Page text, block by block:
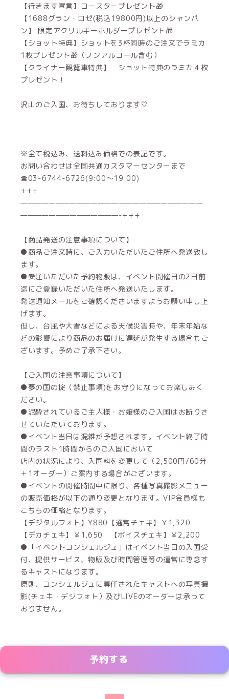
【行きます宣言】コースタープレゼント🎁
【1688グラン・ロゼ(税込19800円)以上のシャンパ
ン】 限定アクリルキーホルダープレゼント🎁
【ショット特典】ショットを3杯同時のご注文でラミカ
1枚プレゼント🎁（ノンアルコール含む）
【クライナー観覧車特典】 ショット特典のラミカ４枚
プレゼント！
沢山のご入国、お待ちしております♡
※全て税込み、送料込み価格での表記です。
お問い合わせは全国共通カスタマーセンターまで
☎03-6744-6726(9:00～19:00)
+++
——————————————————————————
——————————————-+++
【商品発送の注意事項について】
●商品ご注文時に、ご入力いただいたご住所へ発送致し
ます。
●受注いただいた予約物販は、イベント開催日の2日前
迄にご登録いただいた住所へ発送いたします。
発送通知メールをご確認くださいますようお願い申し上
げます。
但し、台風や大雪などによる天候災害時や、年末年始な
どの影響により商品のお届けに遅延が発生する場合もご
ざいます。予めご了承下さい。
【ご入国の注意事項について】
●夢の国の掟（禁止事項)をお守りになってお楽しみく
ださい。
●泥酔されているご主人様・お嬢様のご入国はお断りさ
せていただいております。
●イベント当日は混雑が予想されます。イベント終了時
間のラスト1時間からのご入国において
店内の状況により、入国料を変更して（2,500円/60分
＋1オーダー）ご案内する場合がございます。
●イベントの開催時間中に限り、各種写真撮影メニュー
の販売価格が以下の通り変更となります。VIP会員様も
こちらの価格となります。
【デジタルフォト】¥880【通常チェキ】￥1,320
【デカチェキ】￥1,650 【ボイスチェキ】￥2,200
●「イベントコンシェルジュ」はイベント当日の入国受
付、提供サービス、物販及び時間管理等の運営に専念す
るキャストになります。
原則、コンシェルジュに専任されたキャストへの写真撮
影(チェキ・デジフォト）及びLIVEのオーダーは承って
おりません。
予約する